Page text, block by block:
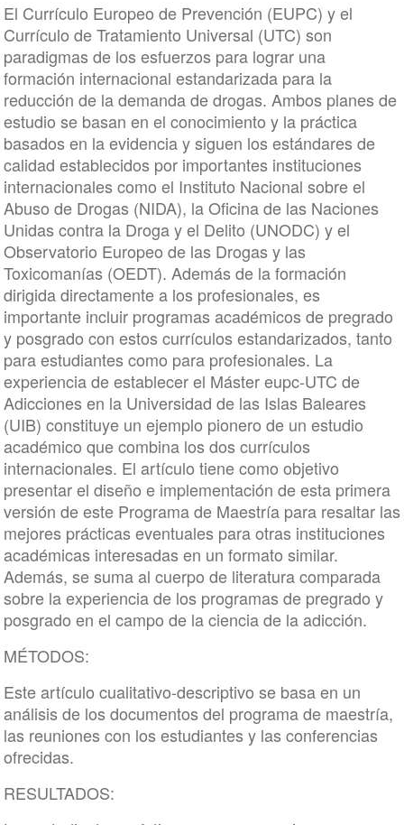
El Currículo Europeo de Prevención (EUPC) y el
Currículo de Tratamiento Universal (UTC) son
paradigmas de los esfuerzos para lograr una
formación internacional estandarizada para la
reducción de la demanda de drogas. Ambos planes de
estudio se basan en el conocimiento y la práctica
basados en la evidencia y siguen los estándares de
calidad establecidos por importantes instituciones
internacionales como el Instituto Nacional sobre el
Abuso de Drogas (NIDA), la Oficina de las Naciones
Unidas contra la Droga y el Delito (UNODC) y el
Observatorio Europeo de las Drogas y las
Toxicomanías (OEDT). Además de la formación
dirigida directamente a los profesionales, es
importante incluir programas académicos de pregrado
y posgrado con estos currículos estandarizados, tanto
para estudiantes como para profesionales. La
experiencia de establecer el Máster eupc-UTC de
Adicciones en la Universidad de las Islas Baleares
(UIB) constituye un ejemplo pionero de un estudio
académico que combina los dos currículos
internacionales. El artículo tiene como objetivo
presentar el diseño e implementación de esta primera
versión de este Programa de Maestría para resaltar las
mejores prácticas eventuales para otras instituciones
académicas interesadas en un formato similar.
Además, se suma al cuerpo de literatura comparada
sobre la experiencia de los programas de pregrado y
posgrado en el campo de la ciencia de la adicción.
MÉTODOS:
Este artículo cualitativo-descriptivo se basa en un
análisis de los documentos del programa de maestría,
las reuniones con los estudiantes y las conferencias
ofrecidas.
RESULTADOS: